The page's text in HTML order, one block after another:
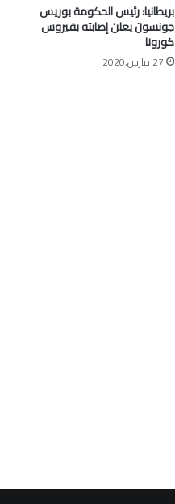
بريطانيا: رئيس الحكومة بوريس
جونسون يعلن إصابته بفيروس
كورونا
27 مارس,2020